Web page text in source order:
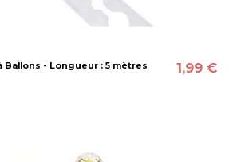
Ballons - Longueur : 5 mètres 1,99 €